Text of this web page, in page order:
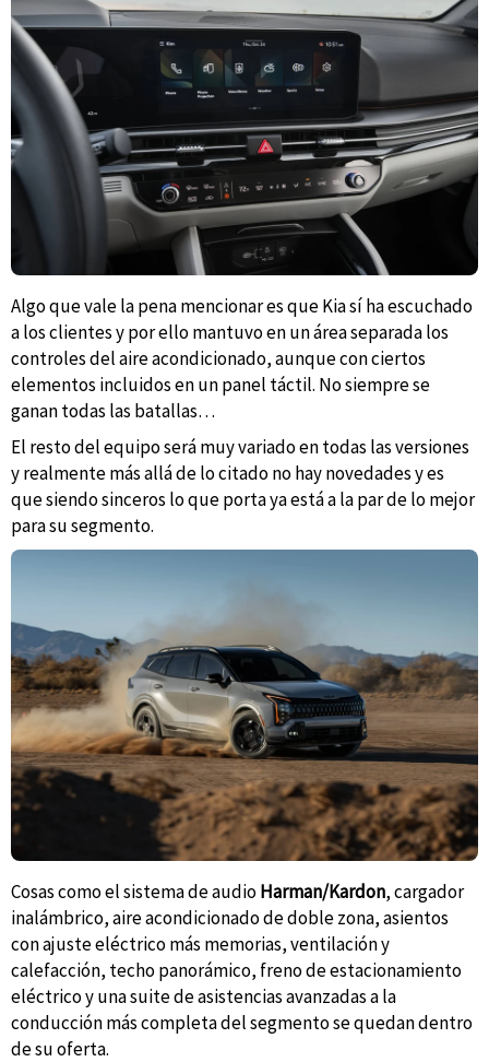
Algo que vale la pena mencionar es que Kia sí ha escuchado
a los clientes y por ello mantuvo en un área separada los
controles del aire acondicionado, aunque con ciertos
elementos incluidos en un panel táctil. No siempre se
ganan todas las batallas…
El resto del equipo será muy variado en todas las versiones
y realmente más allá de lo citado no hay novedades y es
que siendo sinceros lo que porta ya está a la par de lo mejor
para su segmento.
Cosas como el sistema de audioHarman/Kardon, cargador
inalámbrico, aire acondicionado de doble zona, asientos
con ajuste eléctrico más memorias, ventilación y
calefacción, techo panorámico, freno de estacionamiento
eléctrico y una suite de asistencias avanzadas a la
conducción más completa del segmento se quedan dentro
de su oferta.